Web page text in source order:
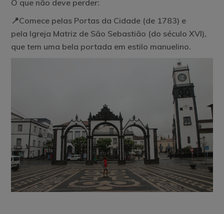
O que não deve perder:
📍Comece pelas Portas da Cidade (de 1783) e
pela Igreja Matriz de São Sebastião (do século XVI),
que tem uma bela portada em estilo manuelino.